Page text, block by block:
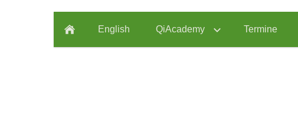
English QiAcademy Termine